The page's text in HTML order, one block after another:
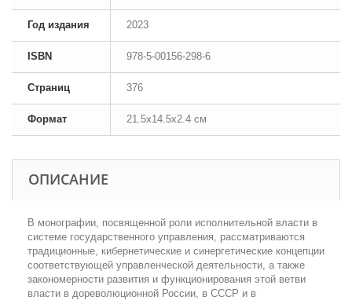
Год издания 2023
ISBN 978-5-00156-298-6
Страниц 376
Формат 21.5x14.5x2.4 см
ОПИСАНИЕ
В монографии, посвященной роли исполнительной власти в
системе государственного управления, рассматриваются
традиционные, кибернетические и синергетические концепции
соответствующей управленческой деятельности, а также
закономерности развития и функционирования этой ветви
власти в дореволюционной России, в СССР и в